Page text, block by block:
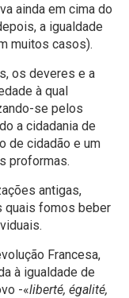
ainda em cima do
a igualdade
muitos casos).
os deveres e a
à qual
se pelos
a cidadania de
de cidadão e um
proformas.
antigas,
quais fomos beber
Francesa,
à igualdade de
-«liberté, égalité,